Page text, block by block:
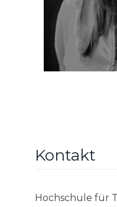
Kontakt
Hochschule für